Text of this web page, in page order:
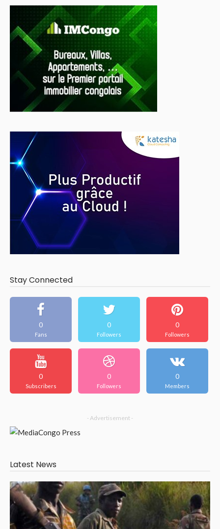
Stay Connected
0
Fans
0
Followers
0
Followers
0
Subscribers
0
Followers
0
Members
- Advertisement -
Latest News